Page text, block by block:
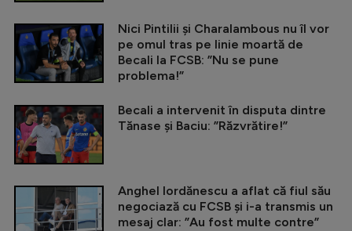
Nici Pintilii și Charalambous nu îl vor
pe omul tras pe linie moartă de
Becali la FCSB: ”Nu se pune
problema!”
Becali a intervenit în disputa dintre
Tănase și Baciu: ”Răzvrătire!”
Anghel Iordănescu a aflat că fiul său
negociază cu FCSB și i-a transmis un
mesaj clar: ”Au fost multe contre”